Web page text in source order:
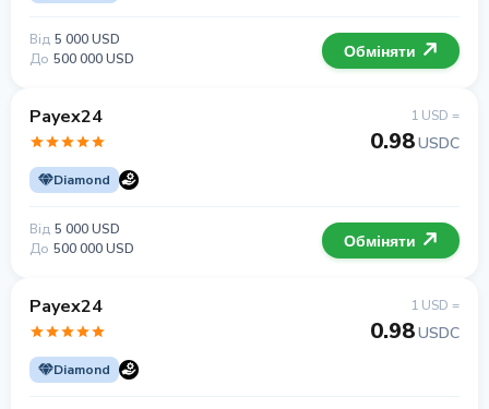
Від 5 000 USD
До 500 000 USD Обміняти
Payex24
Diamond
1 USD =
0.98USDC
Від 5 000 USD
До 500 000 USD Обміняти
Payex24
Diamond
1 USD =
0.98USDC